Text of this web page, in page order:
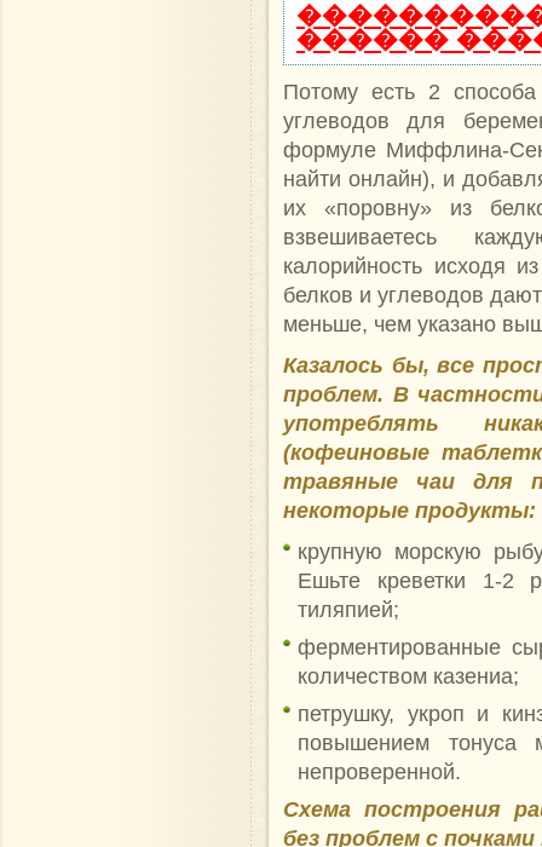
������
Потому есть 2
углеводов для
формуле Миффлина-
найти онлайн), и
их «поровну» из
взвешиваетесь
калорийность исходя
белков и углеводов
меньше, чем указано
Казалось бы, все
проблем. В
употреблять
(кофеиновые
травяные чаи для
некоторые продукты:
крупную морскую
Ешьте креветки 1-2
тиляпией;
ферментированные
количеством казениа;
петрушку, укроп и
повышением тонуса
непроверенной.
Схема построения
без проблем с